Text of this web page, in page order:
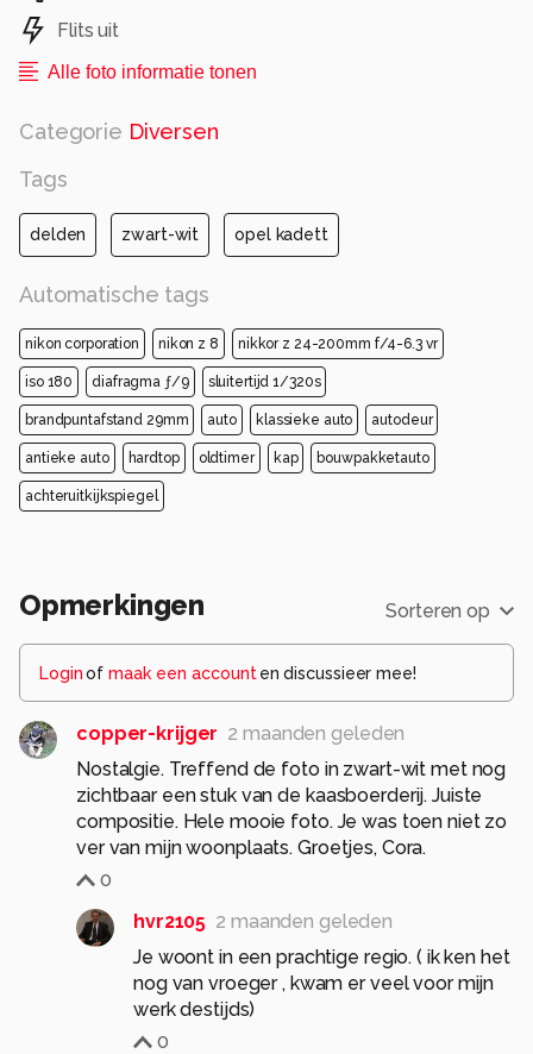
Flits uit
Alle foto informatie tonen
Categorie Diversen
Tags
delden zwart-wit opel kadett
Automatische tags
nikon corporation nikon z 8 nikkor z 24-200mm f/4-6.3 vr
iso 180 diafragma ƒ/9 sluitertijd 1/320s
brandpuntafstand 29mm auto klassieke auto autodeur
antieke auto hardtop oldtimer kap bouwpakketauto
achteruitkijkspiegel
Opmerkingen Sorteren op
Loginof maak een account en discussieer mee!
copper-krijger 2 maanden geleden
Nostalgie. Treffend de foto in zwart-wit met nog
zichtbaar een stuk van de kaasboerderij. Juiste
compositie. Hele mooie foto. Je was toen niet zo
ver van mijn woonplaats. Groetjes, Cora.
0
hvr2105 2 maanden geleden
Je woont in een prachtige regio. ( ik ken het
nog van vroeger , kwam er veel voor mijn
werk destijds)
0